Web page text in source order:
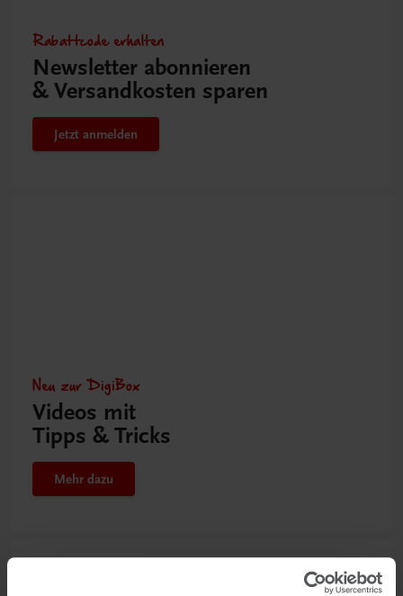
Rabattcode erhalten
Newsletter abonnieren
& Versandkosten sparen
Jetzt anmelden
Neu zur DigiBox
Videos mit
Tipps & Tricks
Mehr dazu